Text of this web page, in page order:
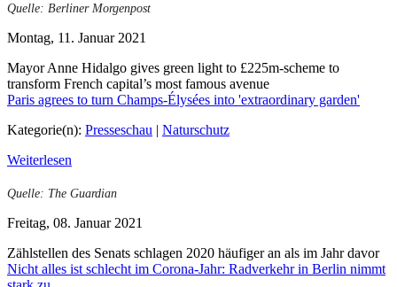
Quelle: Berliner Morgenpost
Montag, 11. Januar 2021
Mayor Anne Hidalgo gives green light to £225m-scheme to
transform French capital’s most famous avenue
Paris agrees to turn Champs-Élysées into 'extraordinary garden'
Kategorie(n): Presseschau | Naturschutz
Weiterlesen
Quelle: The Guardian
Freitag, 08. Januar 2021
Zählstellen des Senats schlagen 2020 häufiger an als im Jahr davor
Nicht alles ist schlecht im Corona-Jahr: Radverkehr in Berlin nimmt